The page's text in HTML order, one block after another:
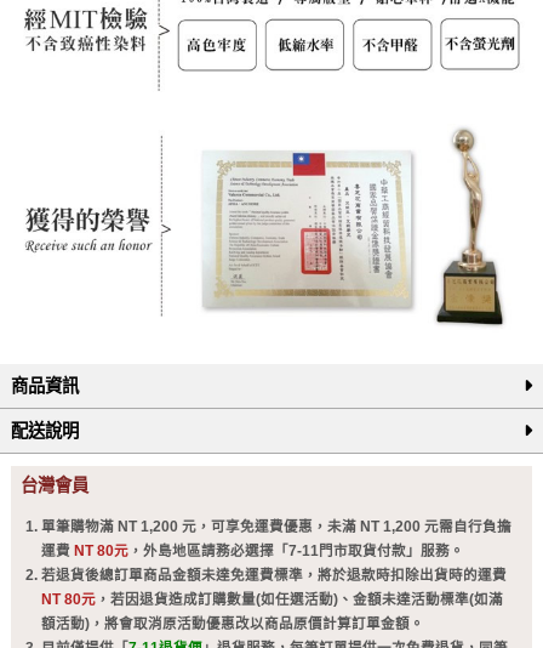
商品資訊
配送說明
台灣會員
單筆購物滿 NT 1,200 元，可享免運費優惠，未滿 NT 1,200 元需自行負擔
運費 NT 80元，外島地區請務必選擇「7-11門市取貨付款」服務。
若退貨後總訂單商品金額未達免運費標準，將於退款時扣除出貨時的運費
NT 80元，若因退貨造成訂購數量(如任選活動)、金額未達活動標準(如滿
額活動)，將會取消原活動優惠改以商品原價計算訂單金額。